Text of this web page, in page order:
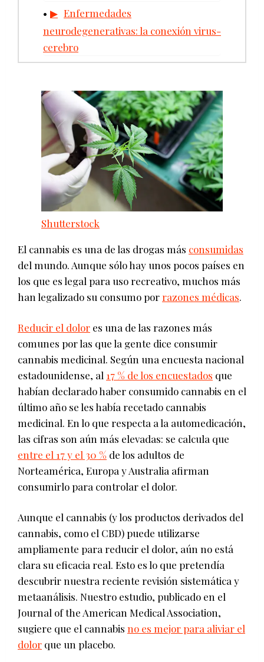
Enfermedades
neurodegenerativas: la conexión virus-
cerebro
Shutterstock
El cannabis es una de las drogas más consumidas
del mundo. Aunque sólo hay unos pocos países en
los que es legal para uso recreativo, muchos más
han legalizado su consumo porrazones médicas.
Reducir el dolor es una de las razones más
comunes por las que la gente dice consumir
cannabis medicinal. Según una encuesta nacional
estadounidense, al 17 % de los encuestados que
habían declarado haber consumido cannabis en el
último año se les había recetado cannabis
medicinal. En lo que respecta a la automedicación,
las cifras son aún más elevadas: se calcula que
entre el 17 y el 30 % de los adultos de
Norteamérica, Europa y Australia afirman
consumirlo para controlar el dolor.
Aunque el cannabis (y los productos derivados del
cannabis, como el CBD) puede utilizarse
ampliamente para reducir el dolor, aún no está
clara su eficacia real. Esto es lo que pretendía
descubrir nuestra reciente revisión sistemática y
metaanálisis. Nuestro estudio, publicado en el
Journal of the American Medical Association,
sugiere que el cannabis no es mejor para aliviar el
dolor que un placebo.